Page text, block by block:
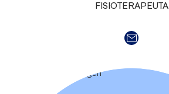
FISIOTERAPEUTA